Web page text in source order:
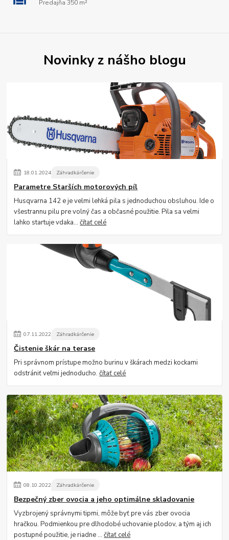
Predajňa 350 m²
Novinky z nášho blogu
18.01.2024 Záhradkárčenie
Parametre Starších motorových píl
Husqvarna 142 e je velmi lehká pila s jednoduchou obsluhou. Ide o
všestrannu pilu pre volný čas a občasné použitie. Pila sa velmi
lahko startuje vdaka...čítať celé
07.11.2022 Záhradkárčenie
Čistenie škár na terase
Pri správnom prístupe možno burinu v škárach medzi kockami
odstrániť veľmi jednoducho.čítať celé
08.10.2022 Záhradkárčenie
Bezpečný zber ovocia a jeho optimálne skladovanie
Vyzbrojený správnymi tipmi, môže byť pre vás zber ovocia
hračkou. Podmienkou pre dlhodobé uchovanie plodov, a tým aj ich
postupné použitie, je riadne ...čítať celé